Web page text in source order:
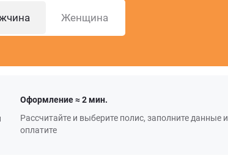
Женщина
Оформление ≈ 2 мин.
Рассчитайте и выберите полис, заполните данные и
оплатите